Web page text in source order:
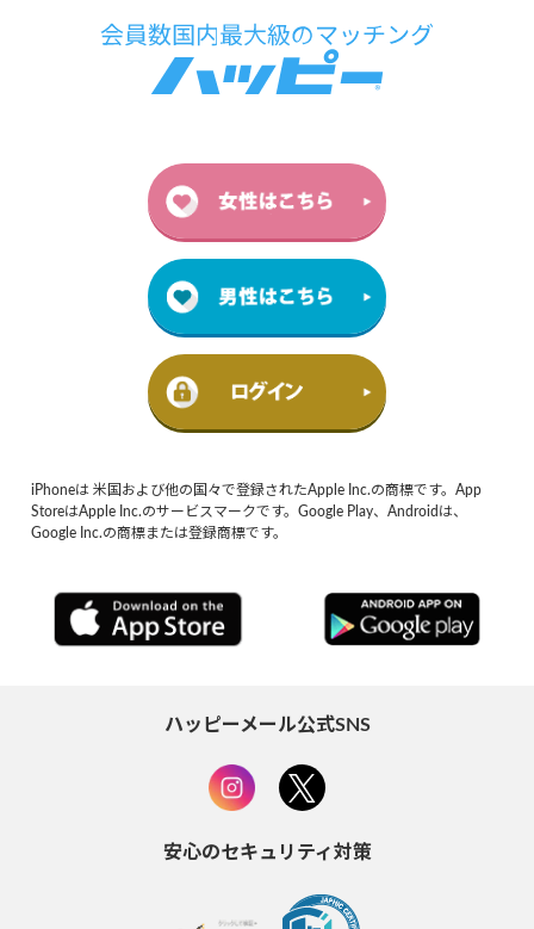
iPhoneは 米国および他の国々で登録されたApple Inc.の商標です。App
StoreはApple Inc.のサービスマークです。Google Play、Androidは、
Google Inc.の商標または登録商標です。
ハッピーメール公式SNS
安心のセキュリティ対策